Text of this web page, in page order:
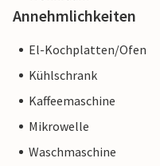
Annehmlichkeiten
El-Kochplatten/Ofen
Kühlschrank
Kaffeemaschine
Mikrowelle
Waschmaschine